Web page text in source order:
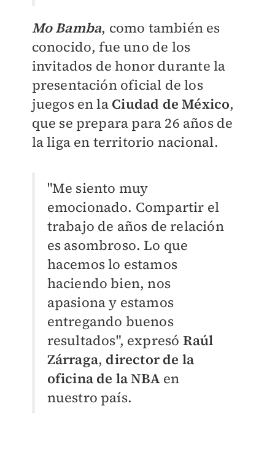
Mo Bamba, como también es
conocido, fue uno de los
invitados de honor durante la
presentación oficial de los
juegos en la Ciudad de México,
que se prepara para 26 años de
la liga en territorio nacional.
"Me siento muy
emocionado. Compartir el
trabajo de años de relación
es asombroso. Lo que
hacemos lo estamos
haciendo bien, nos
apasiona y estamos
entregando buenos
resultados", expresó Raúl
Zárraga, director de la
oficina de la NBA en
nuestro país.